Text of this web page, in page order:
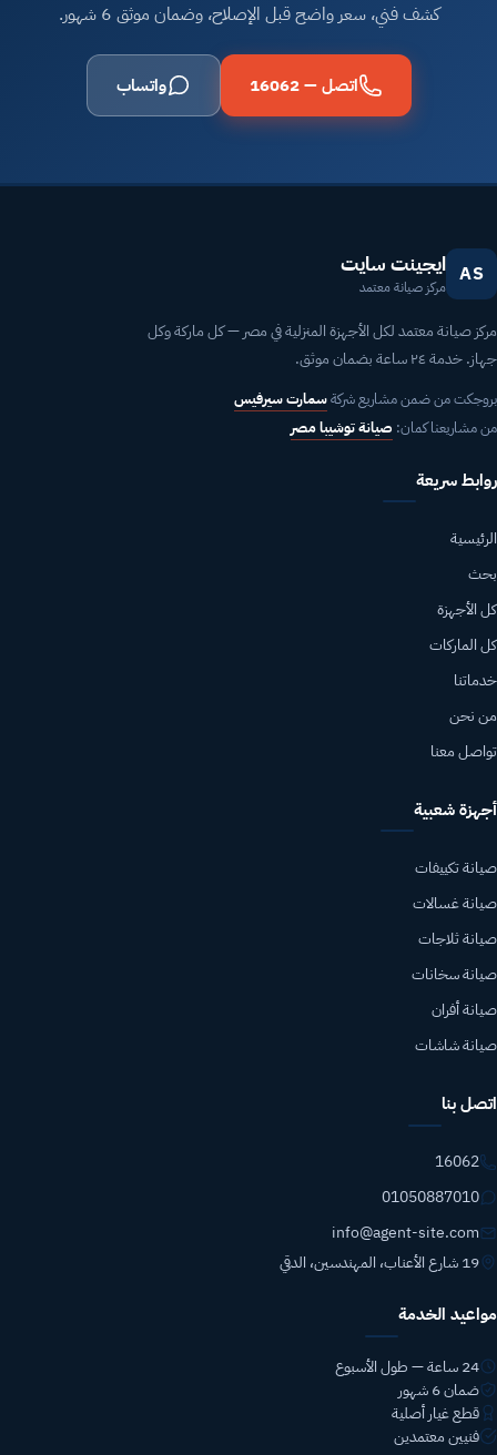
كشف فني، سعر واضح قبل الإصلاح، وضمان موثق 6 شهور.
اتصل — 16062 واتساب
AS ايجينت سايت
مركز صيانة معتمد
مركز صيانة معتمد لكل الأجهزة المنزلية في مصر — كل ماركة وكل
جهاز. خدمة ٢٤ ساعة بضمان موثق.
بروجكت من ضمن مشاريع شركةسمارت سيرفيس
من مشاريعنا كمان: صيانة توشيبا مصر
روابط سريعة
الرئيسية
بحث
كل الأجهزة
كل الماركات
خدماتنا
من نحن
تواصل معنا
أجهزة شعبية
صيانة تكييفات
صيانة غسالات
صيانة ثلاجات
صيانة سخانات
صيانة أفران
صيانة شاشات
اتصل بنا
16062
01050887010
info@agent-site.com
19 شارع الأعناب، المهندسين، الدقي
مواعيد الخدمة
24 ساعة — طول الأسبوع
ضمان 6 شهور
قطع غيار أصلية
فنيين معتمدين